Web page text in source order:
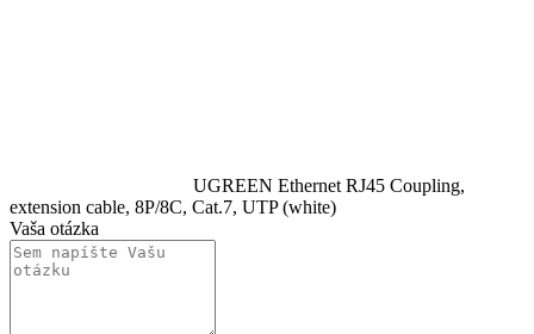
UGREEN Ethernet RJ45 Coupling,
extension cable, 8P/8C, Cat.7, UTP (white)
Vaša otázka